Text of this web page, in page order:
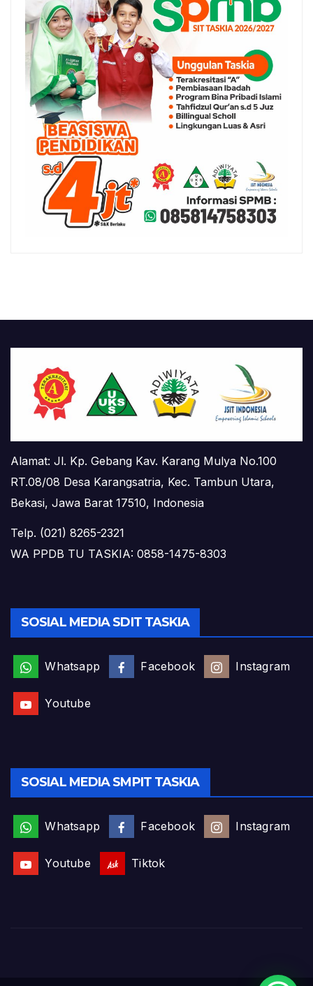
Alamat: Jl. Kp. Gebang Kav. Karang Mulya No.100
RT.08/08 Desa Karangsatria, Kec. Tambun Utara,
Bekasi, Jawa Barat 17510, Indonesia
Telp. (021) 8265-2321
WA PPDB TU TASKIA: 0858-1475-8303
SOSIAL MEDIA SDIT TASKIA
Whatsapp Facebook Instagram
Youtube
SOSIAL MEDIA SMPIT TASKIA
Whatsapp Facebook Instagram
Youtube Tiktok